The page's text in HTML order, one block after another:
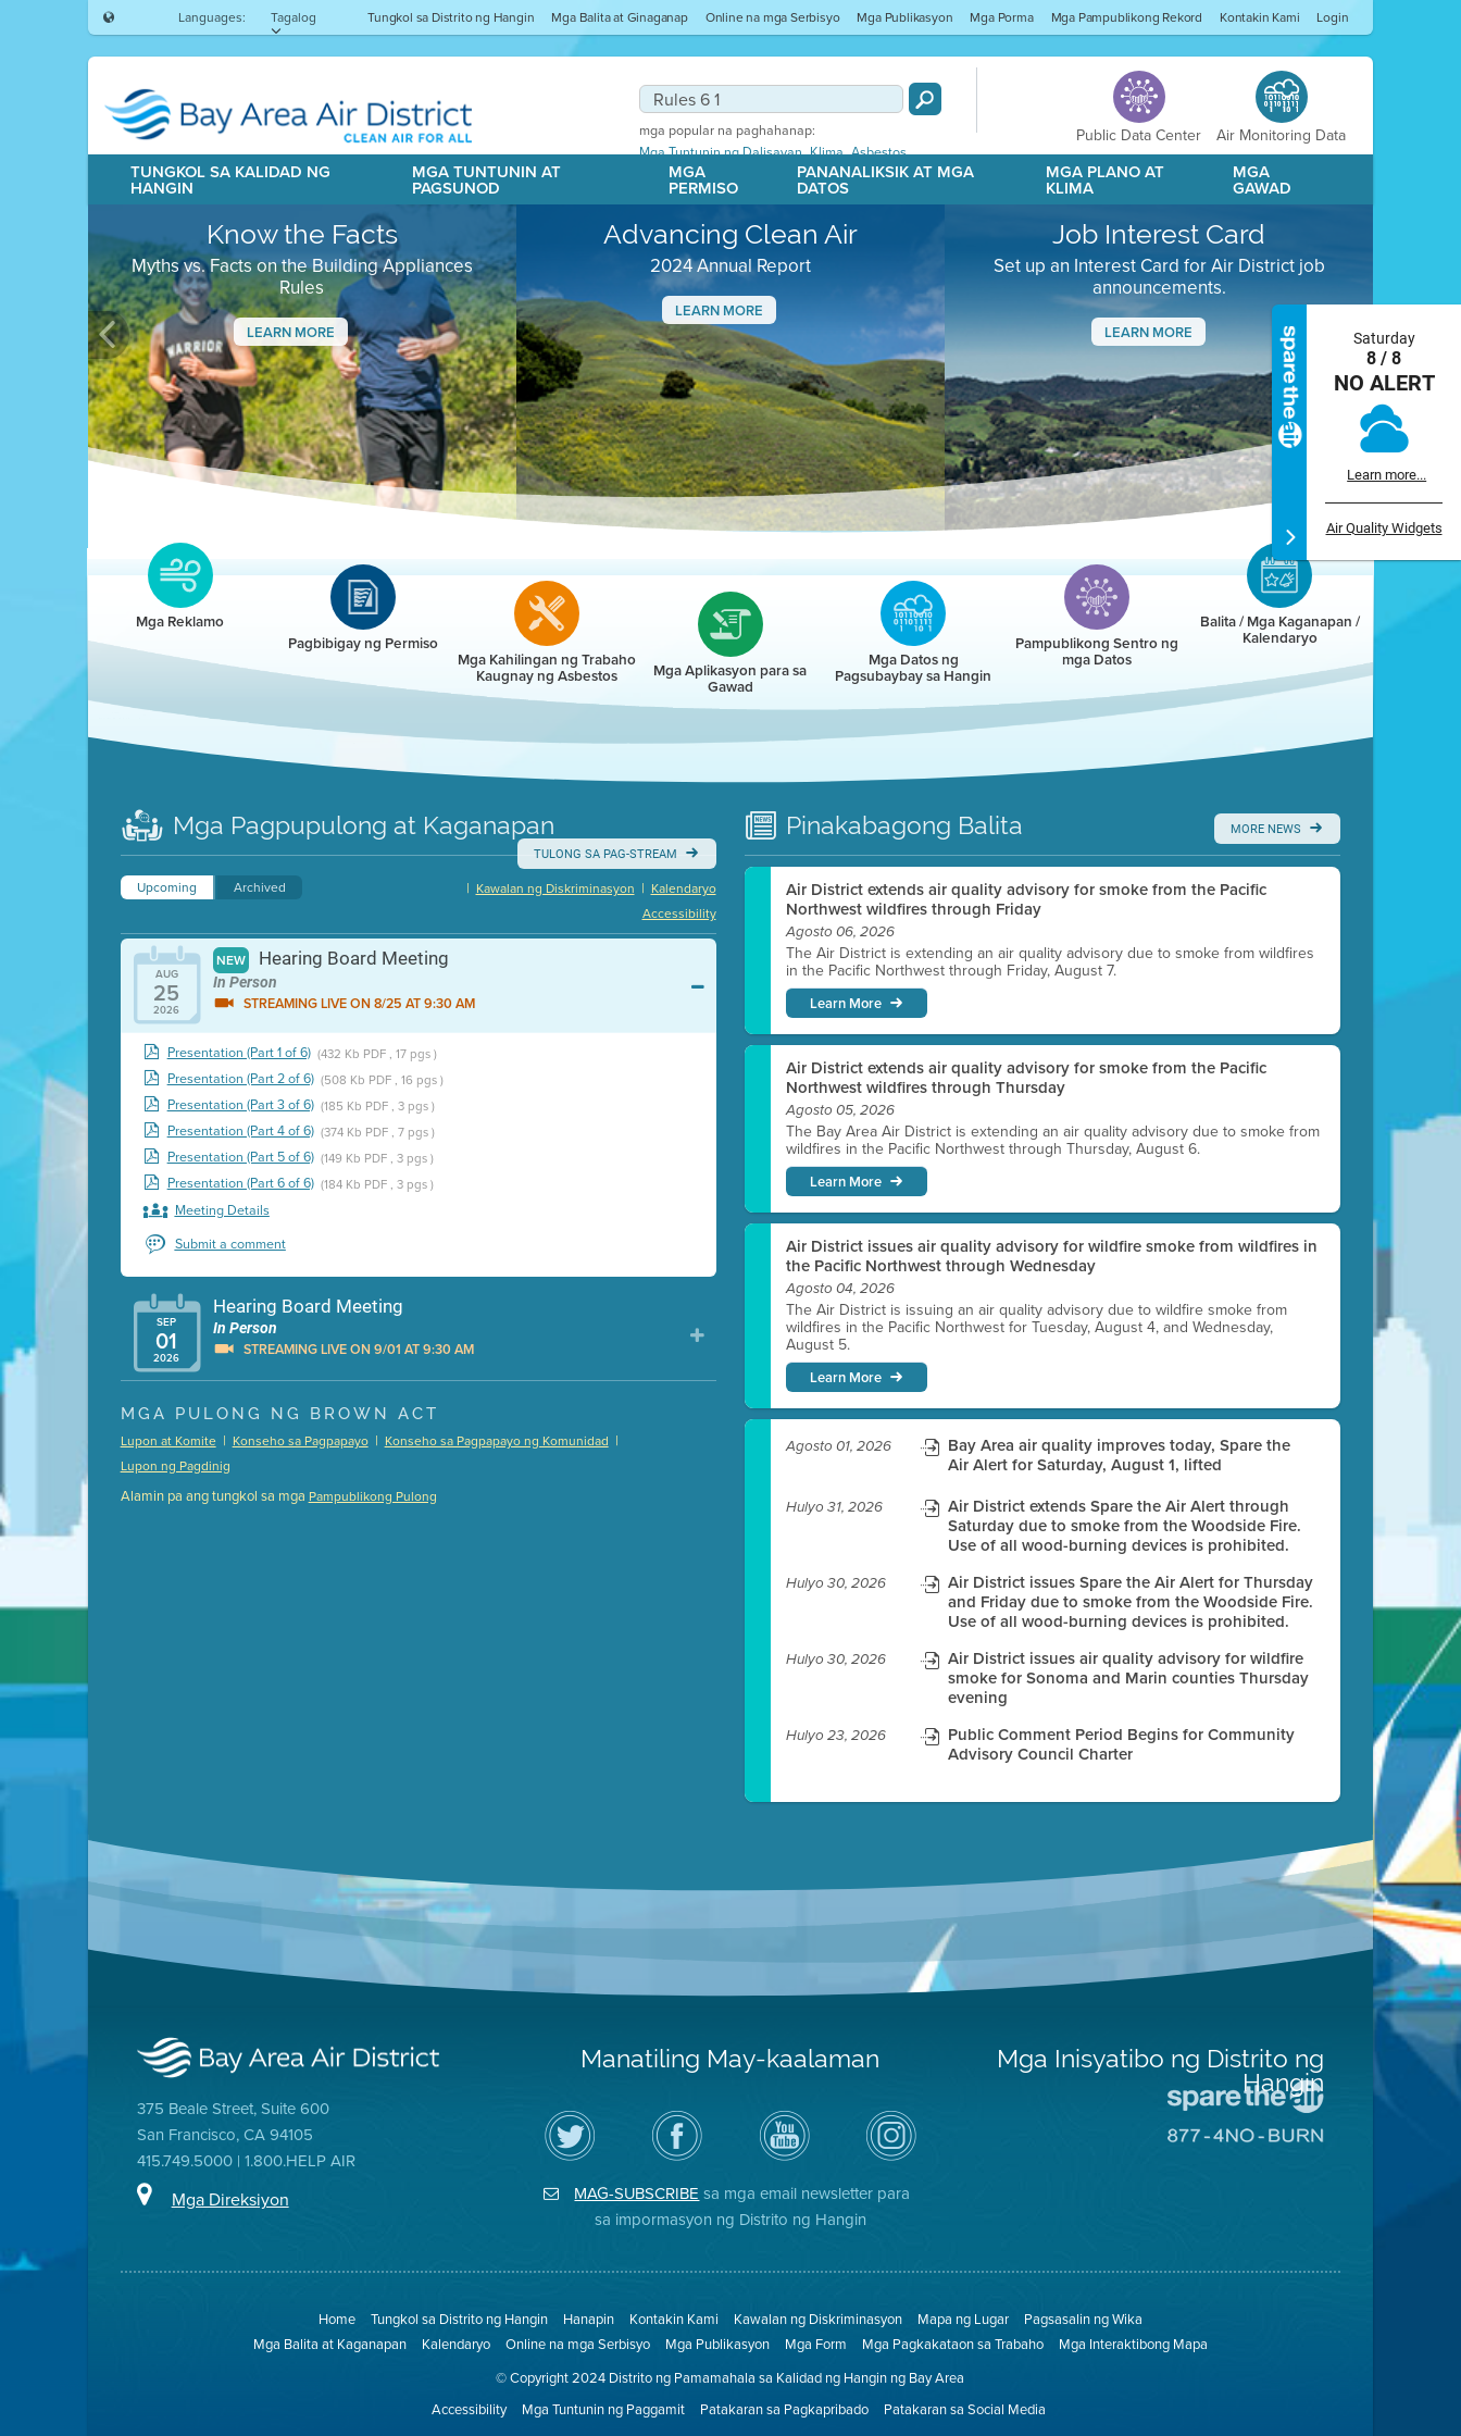
Languages: Tagalog Tungkol sa Distrito ng Hangin Mga Balita at Ginaganap Online na mga Serbisyo Mga Publikasyon Mga Porma Mga Pampublikong Rekord Kontakin Kami Login
mga popular na paghahanap:
Mga Tuntunin ng Dalisayan,Klima,Asbestos
Public Data Center Air Monitoring Data
TUNGKOL SA KALIDAD NG
HANGIN
MGA TUNTUNIN AT
PAGSUNOD
MGA
PERMISO
PANANALIKSIK AT MGA
DATOS
MGA PLANO AT
KLIMA
MGA
GAWAD
Know the Facts
Myths vs. Facts on the Building Appliances
Rules
LEARN MORE
Advancing Clean Air
2024 Annual Report
LEARN MORE
Job Interest Card
Set up an Interest Card for Air District job
announcements.
LEARN MORE
Clean HEET
Clean HEET helps homeowners remove and/or
replace wood-burning devices with electric
heat pumps.
LEARN MORE
Previous Next
Saturday
8 / 8
NO ALERT
Learn more...
Air Quality Widgets
Mga Reklamo
Pagbibigay ng Permiso
Mga Kahilingan ng Trabaho
Kaugnay ng Asbestos Mga Aplikasyon para sa
Gawad
Mga Datos ng
Pagsubaybay sa Hangin
Pampublikong Sentro ng
mga Datos
Balita / Mga Kaganapan /
Kalendaryo
Mga Pagpupulong at Kaganapan
TULONG SA PAG-STREAM
Upcoming Archived Kalendaryo
|
Kawalan ng Diskriminasyon
|
Accessibility
AUG
25
2026
NEW Hearing Board Meeting
In Person
STREAMING LIVE ON 8/25 AT 9:30 AM
Presentation (Part 1 of 6) (432 Kb PDF , 17 pgs )
Presentation (Part 2 of 6) (508 Kb PDF , 16 pgs )
Presentation (Part 3 of 6) (185 Kb PDF , 3 pgs )
Presentation (Part 4 of 6) (374 Kb PDF , 7 pgs )
Presentation (Part 5 of 6) (149 Kb PDF , 3 pgs )
Presentation (Part 6 of 6) (184 Kb PDF , 3 pgs )
Meeting Details
Submit a comment
SEP
01
2026
Hearing Board Meeting
In Person
STREAMING LIVE ON 9/01 AT 9:30 AM
Presentation (Part 1 of 3) (5 Mb PDF , 87 pgs )
Presentation (Part 2 of 3) (121 Kb PDF , 2 pgs )
Presentation (Part 3 of 3)
Meeting Details
MGA PULONG NG BROWN ACT
Lupon at Komite | Konseho sa Pagpapayo | Konseho sa Pagpapayo ng Komunidad |
Lupon ng Pagdinig
Alamin pa ang tungkol sa mga Pampublikong Pulong
Pinakabagong Balita MORE NEWS
Air District extends air quality advisory for smoke from the Pacific
Northwest wildfires through Friday
Agosto 06, 2026
The Air District is extending an air quality advisory due to smoke from wildfires
in the Pacific Northwest through Friday, August 7.
Learn More
Air District extends air quality advisory for smoke from the Pacific
Northwest wildfires through Thursday
Agosto 05, 2026
The Bay Area Air District is extending an air quality advisory due to smoke from
wildfires in the Pacific Northwest through Thursday, August 6.
Learn More
Air District issues air quality advisory for wildfire smoke from wildfires in
the Pacific Northwest through Wednesday
Agosto 04, 2026
The Air District is issuing an air quality advisory due to wildfire smoke from
wildfires in the Pacific Northwest for Tuesday, August 4, and Wednesday,
August 5.
Learn More
Agosto 01, 2026
Bay Area air quality improves today, Spare the
Air Alert for Saturday, August 1, lifted
Hulyo 31, 2026
Air District extends Spare the Air Alert through
Saturday due to smoke from the Woodside Fire.
Use of all wood-burning devices is prohibited.
Hulyo 30, 2026
Air District issues Spare the Air Alert for Thursday
and Friday due to smoke from the Woodside Fire.
Use of all wood-burning devices is prohibited.
Hulyo 30, 2026
Air District issues air quality advisory for wildfire
smoke for Sonoma and Marin counties Thursday
evening
Hulyo 23, 2026
Public Comment Period Begins for Community
Advisory Council Charter
375 Beale Street, Suite 600
San Francisco, CA 94105
415.749.5000 | 1.800.HELP AIR
Mga Direksiyon
Manatiling May-kaalaman
I-
follow
ang
Air
sa
Bisitahin
ang
Page
sa
ng
Channel
sa
YouTube
ng
District
Air
District
on
Instagram
MAG-SUBSCRIBEsa mga email newsletter para
sa impormasyon ng Distrito ng Hangin
Mga Inisyatibo ng Distrito ng
Hangin
sa
Pagsunog
Home Tungkol sa Distrito ng Hangin Hanapin Kontakin Kami Kawalan ng Diskriminasyon Mapa ng Lugar
Pagsasalin ng Wika
Mga Balita at Kaganapan
Kalendaryo Online na mga Serbisyo Mga Publikasyon Mga Form Mga Pagkakataon sa Trabaho
Mga Interaktibong Mapa
© Copyright 2024 Distrito ng Pamamahala sa Kalidad ng Hangin ng Bay Area
Accessibility
Mga Tuntunin ng Paggamit Patakaran sa Pagkapribado Patakaran sa Social Media